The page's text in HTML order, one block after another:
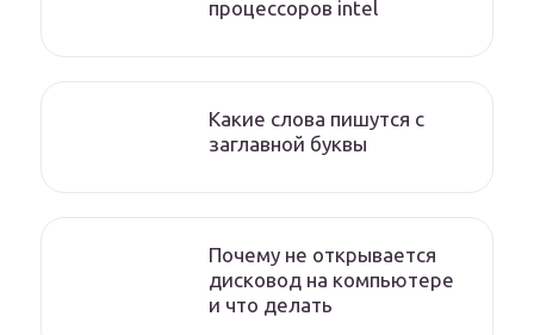
процессоров intel
Какие слова пишутся с
заглавной буквы
Почему не открывается
дисковод на компьютере
и что делать